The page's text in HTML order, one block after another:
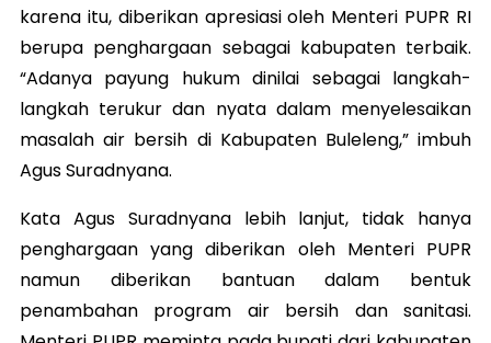
karena itu, diberikan apresiasi oleh Menteri PUPR RI
berupa penghargaan sebagai kabupaten terbaik.
“Adanya payung hukum dinilai sebagai langkah-
langkah terukur dan nyata dalam menyelesaikan
masalah air bersih di Kabupaten Buleleng,” imbuh
Agus Suradnyana.
Kata Agus Suradnyana lebih lanjut, tidak hanya
penghargaan yang diberikan oleh Menteri PUPR
namun diberikan bantuan dalam bentuk
penambahan program air bersih dan sanitasi.